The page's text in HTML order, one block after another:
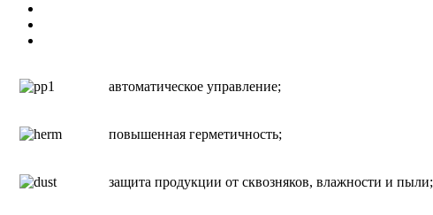
автоматическое управление;
повышенная герметичность;
защита продукции от сквозняков, влажности и пыли;